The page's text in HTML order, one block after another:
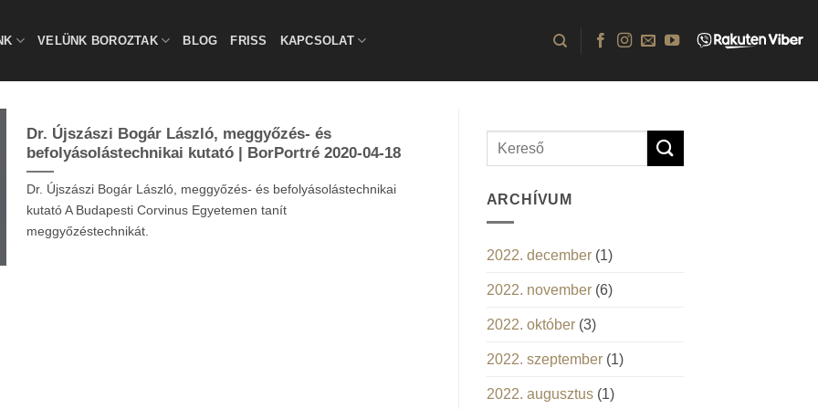
VELÜNK BOROZTAK BLOG FRISS KAPCSOLAT
Dr. Újszászi Bogár László, meggyőzés- és
befolyásolástechnikai kutató | BorPortré 2020-04-18
Dr. Újszászi Bogár László, meggyőzés- és befolyásolástechnikai
kutató A Budapesti Corvinus Egyetemen tanít
meggyőzéstechnikát.
ARCHÍVUM
2022. december(1)
2022. november(6)
2022. október(3)
2022. szeptember(1)
2022. augusztus(1)